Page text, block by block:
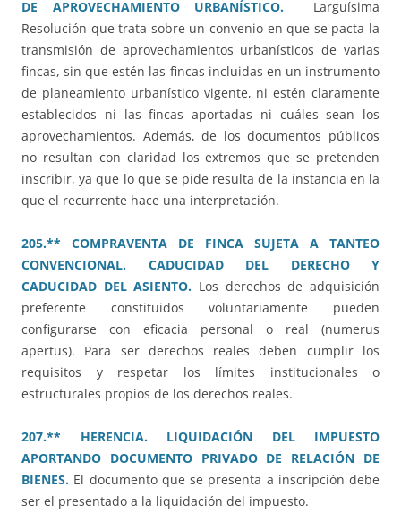
DE APROVECHAMIENTO URBANÍSTICO.
Larguísima
Resolución que trata sobre un convenio en que se pacta la
transmisión de aprovechamientos urbanísticos de varias
fincas, sin que estén las fincas incluidas en un instrumento
de planeamiento urbanístico vigente, ni estén claramente
establecidos ni las fincas aportadas ni cuáles sean los
aprovechamientos. Además, de los documentos públicos
no resultan con claridad los extremos que se pretenden
inscribir, ya que lo que se pide resulta de la instancia en la
que el recurrente hace una interpretación.
205.** COMPRAVENTA DE FINCA SUJETA A TANTEO
CONVENCIONAL. CADUCIDAD DEL DERECHO Y
CADUCIDAD DEL ASIENTO. Los derechos de adquisición
preferente constituidos voluntariamente pueden
configurarse con eficacia personal o real (numerus
apertus). Para ser derechos reales deben cumplir los
requisitos y respetar los límites institucionales o
estructurales propios de los derechos reales.
207.** HERENCIA. LIQUIDACIÓN DEL IMPUESTO
APORTANDO DOCUMENTO PRIVADO DE RELACIÓN DE
BIENES. El documento que se presenta a inscripción debe
ser el presentado a la liquidación del impuesto.